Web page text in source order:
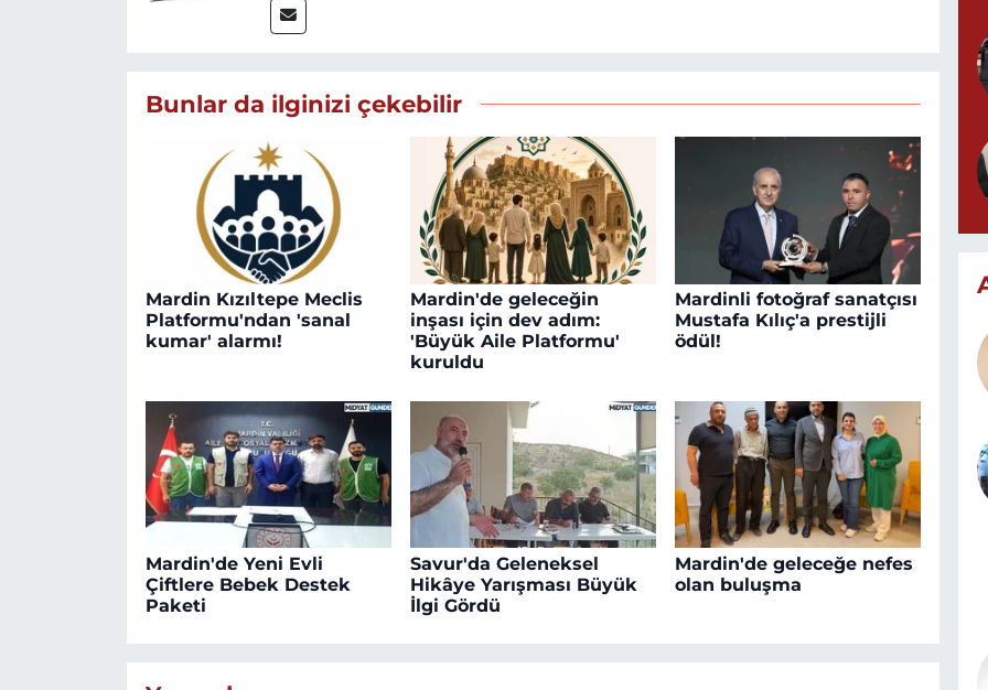
Bunlar da ilginizi çekebilir
Mardin Kızıltepe Meclis
Platformu'ndan 'sanal
kumar' alarmı!
Mardin'de geleceğin
inşası için dev adım:
'Büyük Aile Platformu'
kuruldu
Mardinli fotoğraf sanatçısı
Mustafa Kılıç'a prestijli
ödül!
Mardin'de Yeni Evli
Çiftlere Bebek Destek
Paketi
Savur'da Geleneksel
Hikâye Yarışması Büyük
İlgi Gördü
Mardin'de geleceğe nefes
olan buluşma